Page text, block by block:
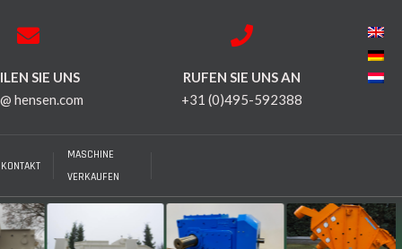
SIE UNS
hensen.com
RUFEN SIE UNS AN
+31 (0)495-592388
KONTAKT
MASCHINE
VERKAUFEN